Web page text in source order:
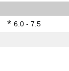
* 6.0 - 7.5